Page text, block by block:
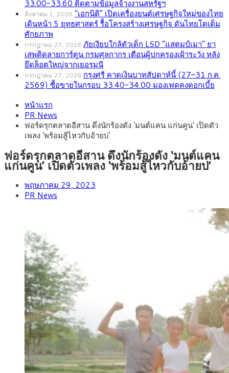
33.00-33.60 ติดตามข้อมูลจ้างงานสหรัฐฯ
สิงหาคม 1, 2026 “เอกนิติ” เปิดเครื่องยนต์เศรษฐกิจใหม่ของไทย
เดินหน้า 5 ยุทธศาสตร์ รื้อโครงสร้างเศรษฐกิจ ดันไทยโตเต็ม
ศักยภาพ
กรกฎาคม 27, 2026 ภัยเงียบใกล้ตัวเด็ก LSD “แสตมป์เมา” ยา
เสพติดลายการ์ตูน กรมศุลกากร เตือนผู้ปกครองเฝ้าระวัง หลัง
ยึดล็อตใหญ่จากเยอรมนี
กรกฎาคม 27, 2026 กรุงศรี คาดเงินบาทสัปดาห์นี้ (27–31 ก.ค.
2569) ซื้อขายในกรอบ 33.40-34.00 มองเฟดคงดอกเบี้ย
หน้าแรก
PR News
ฟอร์ดรุกตลาดอีสาน ดึงนักร้องดัง ‘มนต์แคน แก่นคูน’ เปิดตัว
เพลง ‘พร้อมสู้ไหวกับอ้ายบ่’
ฟอร์ดรุกตลาดอีสาน ดึงนักร้องดัง ‘มนต์แคน
แก่นคูน’ เปิดตัวเพลง ‘พร้อมสู้ไหวกับอ้ายบ่’
พฤษภาคม 29, 2023
PR News